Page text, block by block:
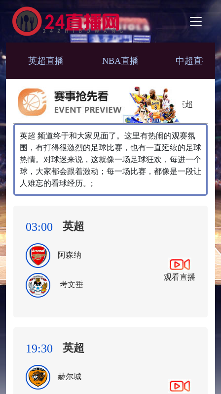
英超直播 NBA直播 中超直播
英超
英超 频道终于和大家见面了。这里有热闹的观赛氛
围，有打得很激烈的足球比赛，也有一直延续的足球
热情。对球迷来说，这就像一场足球狂欢，每进一个
球，大家都会跟着激动；每一场比赛，都像是一段让
人难忘的看球经历。;
03:00 英超
阿森纳
考文垂
观看直播
19:30 英超
赫尔城